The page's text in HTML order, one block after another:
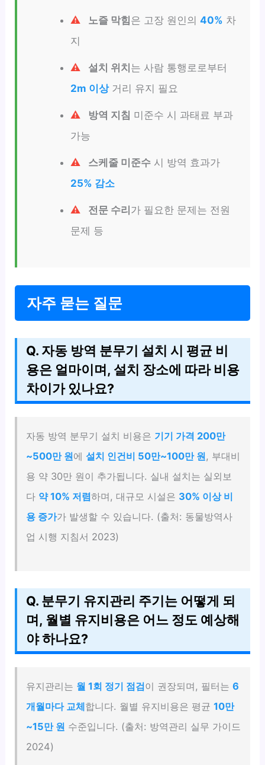
노즐 막힘은 고장 원인의 40% 차
지
설치 위치는 사람 통행로로부터
2m 이상거리 유지 필요
방역 지침 미준수 시 과태료 부과
가능
스케줄 미준수시 방역 효과가
25% 감소
전문 수리가 필요한 문제는 전원
문제 등
자주 묻는 질문
Q. 자동 방역 분무기 설치 시 평균 비
용은 얼마이며, 설치 장소에 따라 비용
차이가 있나요?
자동 방역 분무기 설치 비용은 기기 가격 200만
~500만 원에설치 인건비 50만~100만 원, 부대비
용 약 30만 원이 추가됩니다. 실내 설치는 실외보
다 약 10% 저렴하며, 대규모 시설은 30% 이상 비
용 증가가 발생할 수 있습니다. (출처: 동물방역사
업 시행 지침서 2023)
Q. 분무기 유지관리 주기는 어떻게 되
며, 월별 유지비용은 어느 정도 예상해
야 하나요?
유지관리는 월 1회 정기 점검이 권장되며, 필터는6
개월마다 교체합니다. 월별 유지비용은 평균10만
~15만 원 수준입니다. (출처: 방역관리 실무 가이드
2024)